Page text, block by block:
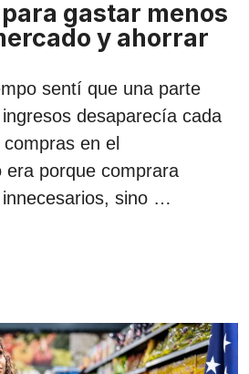
gastar menos
y ahorrar
sentí que una parte
desaparecía cada
en el
era porque comprara
sino …